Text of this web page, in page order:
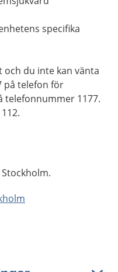
specifika
du inte kan vänta
på telefon för
telefonnummer 1177.